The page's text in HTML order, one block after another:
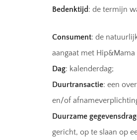
Bedenktijd: de termijn
Consument: de
aangaat met Hip&Mama
Dag: kalenderdag;
Duurtransactie: een
en/of
Duurzame
gericht, op te slaan op